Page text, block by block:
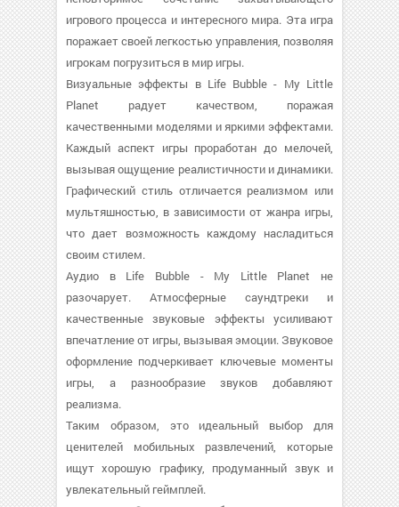
игрового процесса и интересного мира. Эта игра
поражает своей легкостью управления, позволяя
игрокам погрузиться в мир игры.
Визуальные эффекты в Life Bubble - My Little
Planet радует качеством, поражая
качественными моделями и яркими эффектами.
Каждый аспект игры проработан до мелочей,
вызывая ощущение реалистичности и динамики.
Графический стиль отличается реализмом или
мультяшностью, в зависимости от жанра игры,
что дает возможность каждому насладиться
своим стилем.
Аудио в Life Bubble - My Little Planet не
разочарует. Атмосферные саундтреки и
качественные звуковые эффекты усиливают
впечатление от игры, вызывая эмоции. Звуковое
оформление подчеркивает ключевые моменты
игры, а разнообразие звуков добавляют
реализма.
Таким образом, это идеальный выбор для
ценителей мобильных развлечений, которые
ищут хорошую графику, продуманный звук и
увлекательный геймплей.